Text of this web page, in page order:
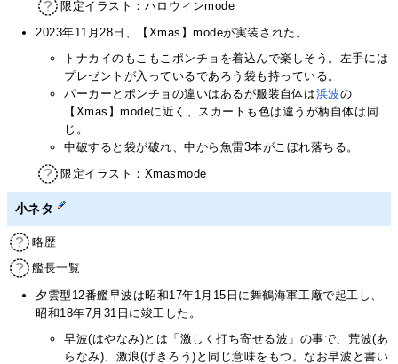
限定イラスト：ハロウィンmode
2023年11月28日、【Xmas】modeが実装された。
トナカイのもこもこポンチョを着込んで楽しそう。左手には
プレゼントが入っているであろう袋も持っている。
パーカーとポンチョの違いはあるが服装自体は浜波の
【Xmas】modeに近く、スカートも色は違うが柄自体は同
じ。
中破すると袋が破れ、中から魚雷3本がこぼれ落ちる。
限定イラスト：Xmasmode
小ネタ
略歴
艦長一覧
夕雲型12番艦早波は昭和17年1月15日に舞鶴海軍工廠で起工し、
昭和18年7月31日に竣工した。
早波(はやなみ)とは「激しく打ち寄せる波」の事で、荒波(あ
らなみ)、激浪(げきろう)と同じ意味をもつ。なお早波と書い